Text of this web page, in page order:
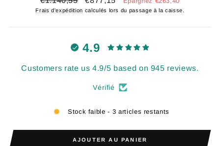
régulier
réduit
Frais d'expédition calculés lors du passage à la caisse.
4.9
Customers rate us 4.9/5 based on 945 reviews.
Vérifié
Stock faible - 3 articles restants
AJOUTER AU PANIER